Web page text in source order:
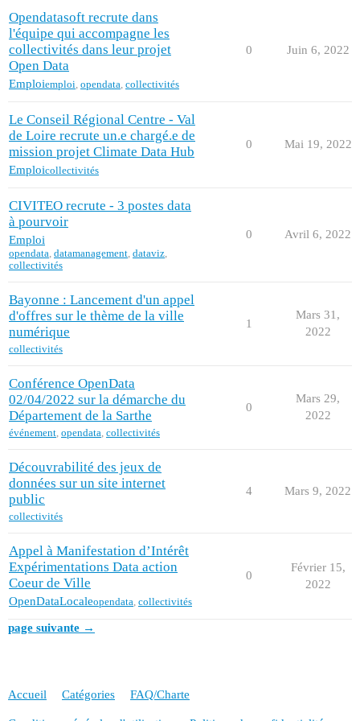
Opendatasoft recrute dans
l'équipe qui accompagne les
collectivités dans leur projet
Open Data
Emploiemploi opendata collectivités
0 Juin 6, 2022
Le Conseil Régional Centre - Val
de Loire recrute un.e chargé.e de
mission projet Climate Data Hub
Emploicollectivités
0 Mai 19, 2022
CIVITEO recrute - 3 postes data
à pourvoir
Emploi
opendata, datamanagement, dataviz,
collectivités
0 Avril 6, 2022
Bayonne : Lancement d'un appel
d'offres sur le thème de la ville
numérique
collectivités
1
Mars 31,
2022
Conférence OpenData
02/04/2022 sur la démarche du
Département de la Sarthe
événement, opendata, collectivités
0
Mars 29,
2022
Découvrabilité des jeux de
données sur un site internet
public
collectivités
4 Mars 9, 2022
Appel à Manifestation d’Intérêt
Expérimentations Data action
Coeur de Ville
OpenDataLocaleopendata collectivités
0
Février 15,
2022
page suivante →
Accueil Catégories FAQ/Charte